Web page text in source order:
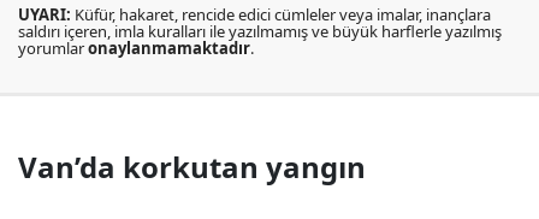
UYARI: Küfür, hakaret, rencide edici cümleler veya imalar, inançlara
saldırı içeren, imla kuralları ile yazılmamış ve büyük harflerle yazılmış
yorumlaronaylanmamaktadır.
Van’da korkutan yangın